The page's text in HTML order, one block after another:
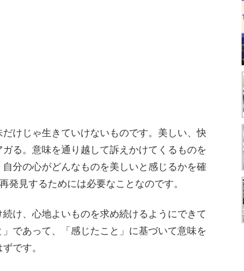
けじゃ生きていけないものです。美しい、快
る。意味を通り越して訴えかけてくるものを
分の心がどんなものを美しいと感じるかを確
発見するためには必要なことなのです。
け、心地よいものを求め続けるようにできて
であって、「感じたこと」に基づいて意味を
です。